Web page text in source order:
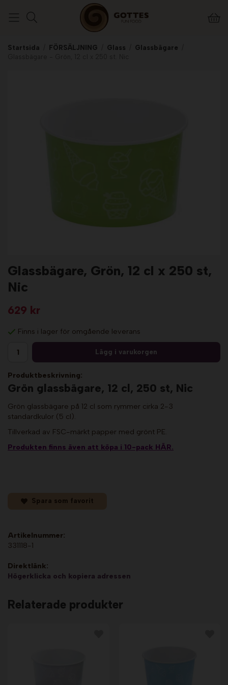
Startsida FÖRSÄLJNING Glass Glassbägare
Glassbägare, Grön, 12 cl x 250 st,
Nic
629 kr
Finns i lager för omgående leverans
Lägg i varukorgen
Produktbeskrivning:
Grön glassbägare, 12 cl, 250 st, Nic
Grön glassbägare på 12 cl som rymmer cirka 2-3
standardkulor (5 cl).
Tillverkad av FSC-märkt papper med grönt PE.
Produkten finns även att köpa i 10-pack HÄR.
Spara som favorit
Artikelnummer:
331118-1
Direktlänk:
Högerklicka och kopiera adressen
Relaterade produkter